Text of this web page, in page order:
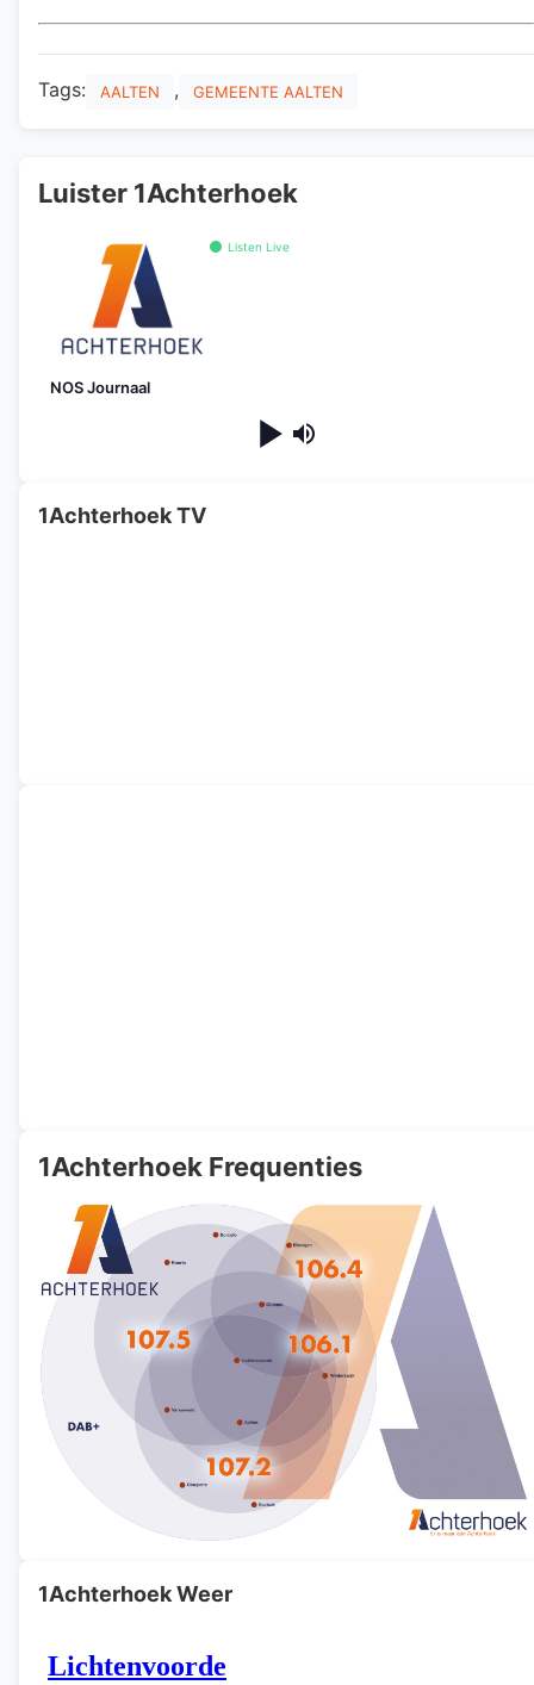
Tags: AALTEN , GEMEENTE AALTEN
Luister 1Achterhoek
Listen Live
NOS Journaal
1Achterhoek TV
1Achterhoek Frequenties
1Achterhoek Weer